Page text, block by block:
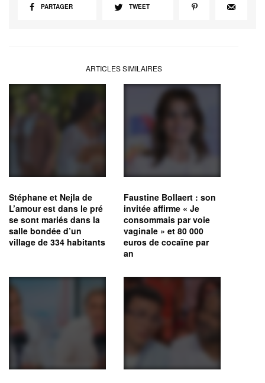
PARTAGER TWEET
ARTICLES SIMILAIRES
Stéphane et Nejla de
L’amour est dans le pré
se sont mariés dans la
salle bondée d’un
village de 334 habitants
Faustine Bollaert : son
invitée affirme « Je
consommais par voie
vaginale » et 80 000
euros de cocaïne par
an